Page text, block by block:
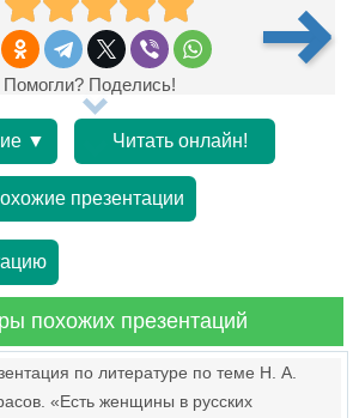
Помогли? Поделись!
▼ Читать онлайн!
презентации
похожих презентаций
по литературе по теме Н. А.
«Есть женщины в русских